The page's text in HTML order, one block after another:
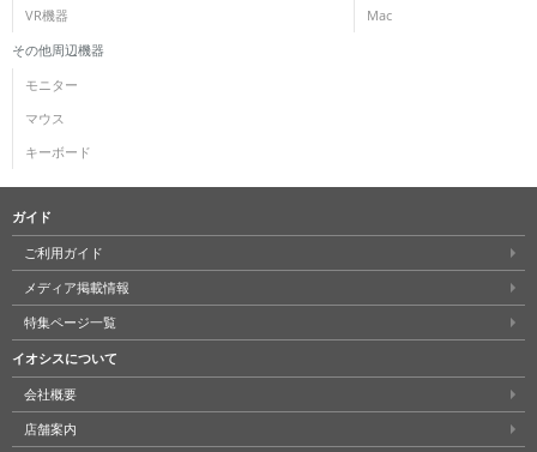
VR機器 Mac
その他周辺機器
モニター
マウス
キーボード
ガイド
ご利用ガイド
メディア掲載情報
特集ページ一覧
イオシスについて
会社概要
店舗案内